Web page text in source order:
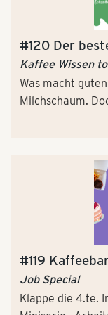
sind, das
Tassen täglich“.
#120 Der
Kaffee Wissen
Was macht
Milchschaum.
nächster
ordentlich
#119
Tchibo Shop
Job Special
Klappe die 4.te.